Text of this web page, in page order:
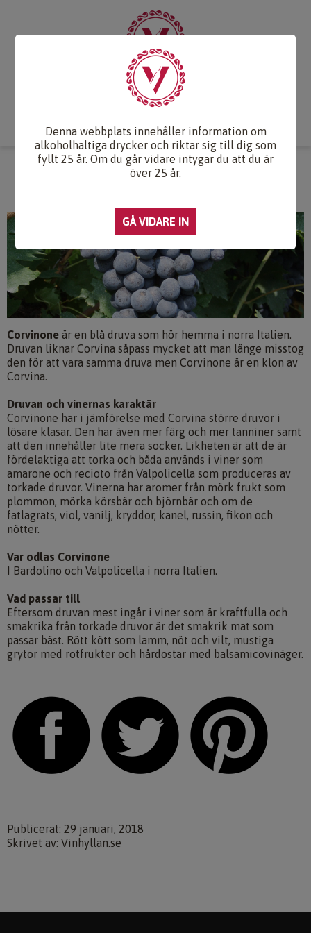
Druvlexikon
Webb-TV Om oss
CORVINONE
Corvinone är en blå druva som hör hemma i norra Italien.
Druvan liknar Corvina såpass mycket att man länge misstog
den för att vara samma druva men Corvinone är en klon av
Corvina.
Druvan och vinernas karaktär
Corvinone har i jämförelse med Corvina större druvor i
lösare klasar. Den har även mer färg och mer tanniner samt
att den innehåller lite mera socker. Likheten är att de är
fördelaktiga att torka och båda används i viner som
amarone och recioto från Valpolicella som produceras av
torkade druvor. Vinerna har aromer från mörk frukt som
plommon, mörka körsbär och björnbär och om de
fatlagrats, viol, vanilj, kryddor, kanel, russin, fikon och
nötter.
Var odlas Corvinone
I Bardolino och Valpolicella i norra Italien.
Vad passar till
Eftersom druvan mest ingår i viner som är kraftfulla och
smakrika från torkade druvor är det smakrik mat som
passar bäst. Rött kött som lamm, nöt och vilt, mustiga
grytor med rotfrukter och hårdostar med balsamicovinäger.
Publicerat: 29 januari, 2018
Skrivet av: Vinhyllan.se
Denna webbplats innehåller information om
alkoholhaltiga drycker och riktar sig till dig som
fyllt 25 år. Om du går vidare intygar du att du är
över 25 år.